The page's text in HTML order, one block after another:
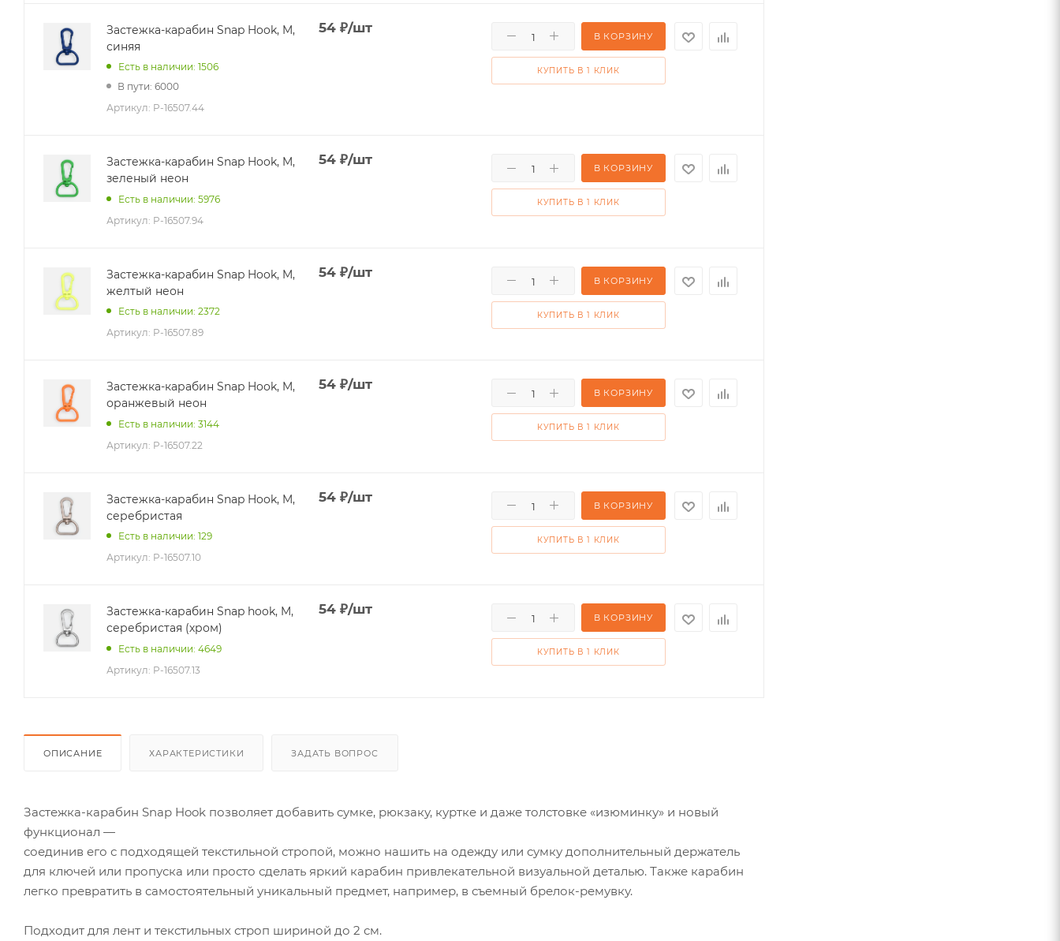
Застежка-карабин Snap Hook, M,
синяя
Есть в наличии: 1506
В пути: 6000
Артикул: P-16507.44
54₽/шт
В КОРЗИНУ
КУПИТЬ В 1 КЛИК
Застежка-карабин Snap Hook, M,
зеленый неон
Есть в наличии: 5976
Артикул: P-16507.94
54₽/шт
В КОРЗИНУ
КУПИТЬ В 1 КЛИК
Застежка-карабин Snap Hook, M,
желтый неон
Есть в наличии: 2372
Артикул: P-16507.89
54₽/шт
В КОРЗИНУ
КУПИТЬ В 1 КЛИК
Застежка-карабин Snap Hook, M,
оранжевый неон
Есть в наличии: 3144
Артикул: P-16507.22
54₽/шт
В КОРЗИНУ
КУПИТЬ В 1 КЛИК
Застежка-карабин Snap Hook, M,
серебристая
Есть в наличии: 129
Артикул: P-16507.10
54₽/шт
В КОРЗИНУ
КУПИТЬ В 1 КЛИК
Застежка-карабин Snap hook, M,
серебристая (хром)
Есть в наличии: 4649
Артикул: P-16507.13
54₽/шт
В КОРЗИНУ
КУПИТЬ В 1 КЛИК
ОПИСАНИЕ ХАРАКТЕРИСТИКИ ЗАДАТЬ ВОПРОС
Застежка-карабин Snap Hook позволяет добавить сумке, рюкзаку, куртке и даже толстовке «изюминку» и новый
функционал —
соединив его с подходящей текстильной стропой, можно нашить на одежду или сумку дополнительный держатель
для ключей или пропуска или просто сделать яркий карабин привлекательной визуальной деталью. Также карабин
легко превратить в самостоятельный уникальный предмет, например, в съемный брелок-ремувку.
Подходит для лент и текстильных строп шириной до 2 см.